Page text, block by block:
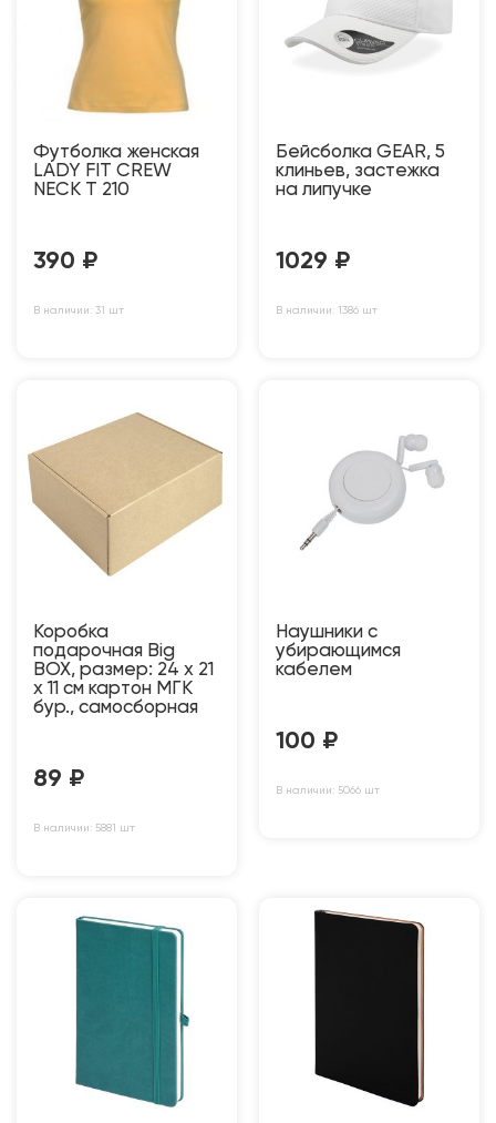
Футболка женская
LADY FIT CREW
NECK T 210
390 ₽
В наличии: 31 шт
Бейсболка GEAR, 5
клиньев, застежка
на липучке
1029 ₽
В наличии: 1386 шт
Коробка
подарочная Big
BOX, размер: 24 x 21
x 11 см картон МГК
бур., самосборная
89 ₽
В наличии: 5881 шт
Наушники с
убирающимся
кабелем
100 ₽
В наличии: 5066 шт